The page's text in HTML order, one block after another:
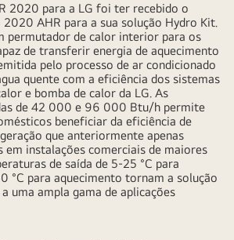
2020 para a LG foi ter recebido o
2020 AHR para a sua solução Hydro Kit.
permutador de calor interior para os
de transferir energia de aquecimento
pelo processo de ar condicionado
quente com a eficiência dos sistemas
e bomba de calor da LG. As
de 42 000 e 96 000 Btu/h permite
beneficiar da eficiência de
que anteriormente apenas
em instalações comerciais de maiores
de saída de 5-25 °C para
°C para aquecimento tornam a solução
uma ampla gama de aplicações